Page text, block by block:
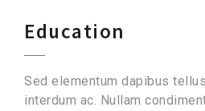
Education
Sed elementum dapibus
interdum ac. Nullam